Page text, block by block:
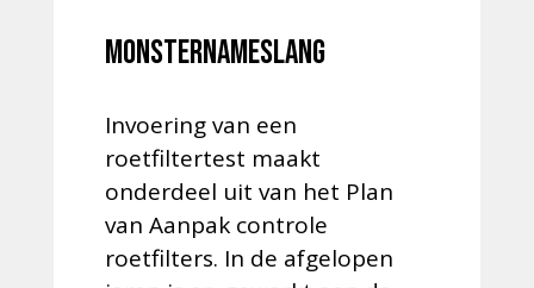
Monsternameslang
Invoering van een
roetfiltertest maakt
onderdeel uit van het Plan
van Aanpak controle
roetfilters. In de afgelopen